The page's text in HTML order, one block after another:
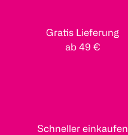
Gratis Lieferung
ab 49 €
Schneller einkaufen